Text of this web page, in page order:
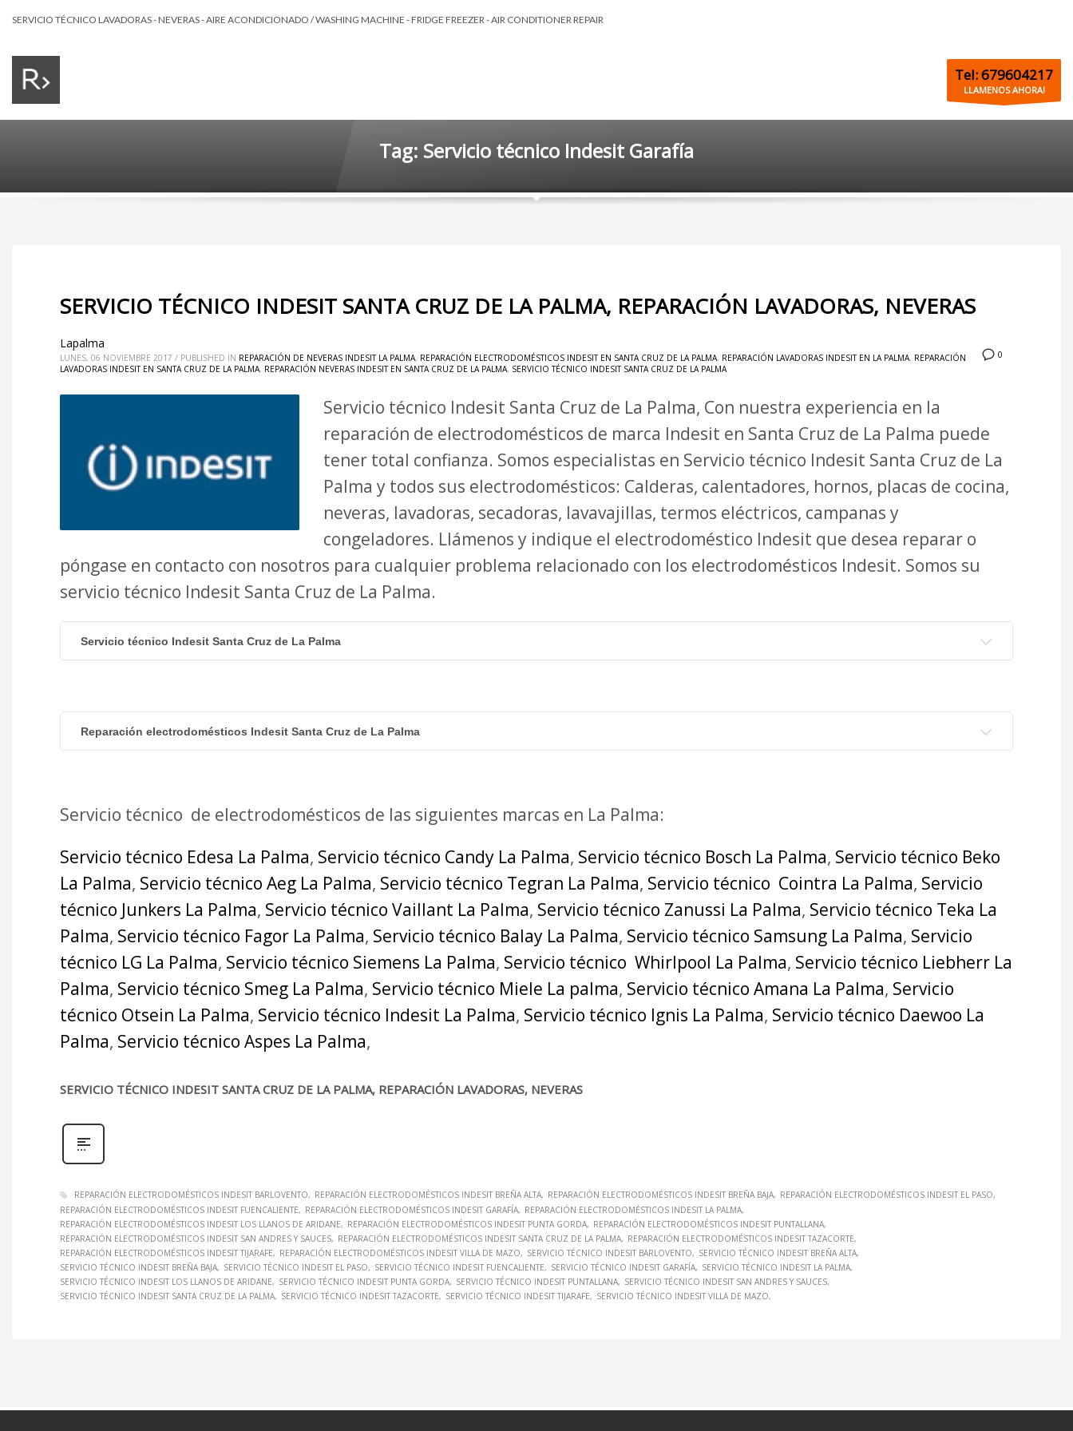
SERVICIO TÉCNICO LAVADORAS - NEVERAS - AIRE ACONDICIONADO / WASHING MACHINE - FRIDGE FREEZER - AIR CONDITIONER REPAIR
Tel: 679604217
LLAMENOS AHORA!
Tag: Servicio técnico Indesit Garafía
SERVICIO TÉCNICO INDESIT SANTA CRUZ DE LA PALMA, REPARACIÓN LAVADORAS, NEVERAS
0
Lapalma
LUNES, 06 NOVIEMBRE 2017 / PUBLISHED IN REPARACIÓN DE NEVERAS INDESIT LA PALMA, REPARACIÓN ELECTRODOMÉSTICOS INDESIT EN SANTA CRUZ DE LA PALMA, REPARACIÓN LAVADORAS INDESIT EN LA PALMA, REPARACIÓN
LAVADORAS INDESIT EN SANTA CRUZ DE LA PALMA, REPARACIÓN NEVERAS INDESIT EN SANTA CRUZ DE LA PALMA, SERVICIO TÉCNICO INDESIT SANTA CRUZ DE LA PALMA
Servicio técnico Indesit Santa Cruz de La Palma, Con nuestra experiencia en la
reparación de electrodomésticos de marca Indesit en Santa Cruz de La Palma puede
tener total confianza. Somos especialistas en Servicio técnico Indesit Santa Cruz de La
Palma y todos sus electrodomésticos: Calderas, calentadores, hornos, placas de cocina,
neveras, lavadoras, secadoras, lavavajillas, termos eléctricos, campanas y
congeladores. Llámenos y indique el electrodoméstico Indesit que desea reparar o
póngase en contacto con nosotros para cualquier problema relacionado con los electrodomésticos Indesit. Somos su
servicio técnico Indesit Santa Cruz de La Palma.
Servicio técnico Indesit Santa Cruz de La Palma
Reparación electrodomésticos Indesit Santa Cruz de La Palma
Servicio técnico de electrodomésticos de las siguientes marcas en La Palma:
Servicio técnico Edesa La Palma, Servicio técnico Candy La Palma, Servicio técnico Bosch La Palma, Servicio técnico Beko
La Palma, Servicio técnico Aeg La Palma, Servicio técnico Tegran La Palma, Servicio técnico Cointra La Palma, Servicio
técnico Junkers La Palma, Servicio técnico Vaillant La Palma, Servicio técnico Zanussi La Palma, Servicio técnico Teka La
Palma, Servicio técnico Fagor La Palma, Servicio técnico Balay La Palma, Servicio técnico Samsung La Palma, Servicio
técnico LG La Palma, Servicio técnico Siemens La Palma, Servicio técnico Whirlpool La Palma, Servicio técnico Liebherr La
Palma, Servicio técnico Smeg La Palma, Servicio técnico Miele La palma, Servicio técnico Amana La Palma, Servicio
técnico Otsein La Palma, Servicio técnico Indesit La Palma, Servicio técnico Ignis La Palma, Servicio técnico Daewoo La
Palma, Servicio técnico Aspes La Palma,
SERVICIO TÉCNICO INDESIT SANTA CRUZ DE LA PALMA, REPARACIÓN LAVADORAS, NEVERAS
REPARACIÓN ELECTRODOMÉSTICOS INDESIT BARLOVENTO REPARACIÓN ELECTRODOMÉSTICOS INDESIT BREÑA ALTA REPARACIÓN ELECTRODOMÉSTICOS INDESIT BREÑA BAJA
REPARACIÓN ELECTRODOMÉSTICOS INDESIT EL PASO
REPARACIÓN ELECTRODOMÉSTICOS INDESIT FUENCALIENTE
REPARACIÓN ELECTRODOMÉSTICOS INDESIT GARAFÍA
REPARACIÓN ELECTRODOMÉSTICOS INDESIT LA PALMA
REPARACIÓN ELECTRODOMÉSTICOS INDESIT LOS LLANOS DE ARIDANE
REPARACIÓN ELECTRODOMÉSTICOS INDESIT PUNTA GORDA
REPARACIÓN ELECTRODOMÉSTICOS INDESIT PUNTALLANA
REPARACIÓN ELECTRODOMÉSTICOS INDESIT SAN ANDRES Y SAUCES
REPARACIÓN ELECTRODOMÉSTICOS INDESIT SANTA CRUZ DE LA PALMA
REPARACIÓN ELECTRODOMÉSTICOS INDESIT TAZACORTE
REPARACIÓN ELECTRODOMÉSTICOS INDESIT TIJARAFE
REPARACIÓN ELECTRODOMÉSTICOS INDESIT VILLA DE MAZO SERVICIO TÉCNICO INDESIT BARLOVENTO
SERVICIO TÉCNICO INDESIT BREÑA ALTA
SERVICIO TÉCNICO INDESIT BREÑA BAJA
SERVICIO TÉCNICO INDESIT EL PASO SERVICIO TÉCNICO INDESIT FUENCALIENTE SERVICIO TÉCNICO INDESIT GARAFÍA
SERVICIO TÉCNICO INDESIT LA PALMA
SERVICIO TÉCNICO INDESIT LOS LLANOS DE ARIDANE
SERVICIO TÉCNICO INDESIT PUNTA GORDA SERVICIO TÉCNICO INDESIT PUNTALLANA
SERVICIO TÉCNICO INDESIT SAN ANDRES Y SAUCES
SERVICIO TÉCNICO INDESIT SANTA CRUZ DE LA PALMA
SERVICIO TÉCNICO INDESIT TAZACORTE SERVICIO TÉCNICO INDESIT TIJARAFE SERVICIO TÉCNICO INDESIT VILLA DE MAZO